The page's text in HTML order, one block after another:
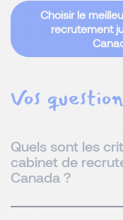
Choisir le
recrutement
Vos
Quels sont les
cabinet de
Canada ?